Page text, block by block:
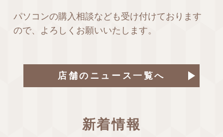
パソコンの購入相談なども受け付けております
ので、よろしくお願いいたします。
店舗のニュース一覧へ
新着情報